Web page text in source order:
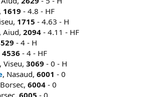
1619 - 4.8 - HF
1715 - 4.63 - H
, Aiud, 2094 - 4.11 - HF
- 4 - H
4536 - 4 - HF
, Viseu, 3069 - 0 - H
, Nasaud, 6001 - 0
6004 - 0
6005 - 0